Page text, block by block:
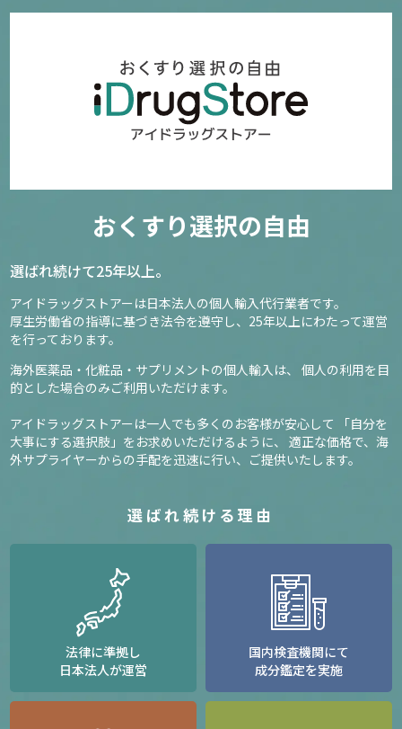
おくすり選択の自由
選ばれ続けて25年以上。
アイドラッグストアーは日本法人の個人輸入代行業者です。
厚生労働省の指導に基づき法令を遵守し、 25年以上にわたって運営
を行っております。
海外医薬品・化粧品・サプリメントの個人輸入は、 個人の利用を目
的とした場合のみご利用いただけます。
アイドラッグストアーは一人でも多くのお客様が安心して
「自分を
大事にする選択肢」をお求めいただけるように、 適正な価格で、海
外サプライヤーからの手配を迅速に行い、ご提供いたします。
選ばれ続ける理由
法律に準拠し
日本法人が運営
国内検査機関にて
成分鑑定を実施